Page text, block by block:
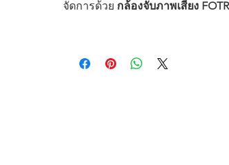
จัดการด้วย กล้องจับภาพเสียง
กระบวนการด้วยมือ โซลูชันที่รวมกั
ให้การดำเนินงานที่ราบรื่นและการ